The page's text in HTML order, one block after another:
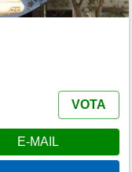
VOTA
E-MAIL